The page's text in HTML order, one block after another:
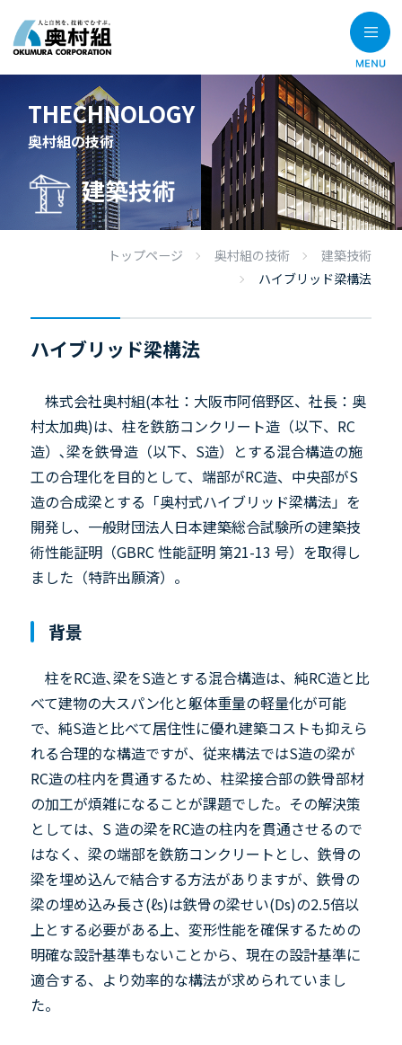
THECHNOLOGY
奥村組の技術
建築技術
トップページ 奥村組の技術
建築技術
ハイブリッド梁構法
ハイブリッド梁構法
株式会社奥村組(本社：大阪市阿倍野区、社長：奥
村太加典)は、柱を鉄筋コンクリート造（以下、RC
造）､梁を鉄骨造（以下、S造）とする混合構造の施
工の合理化を目的として、端部がRC造、中央部がS
造の合成梁とする「奥村式ハイブリッド梁構法」を
開発し、一般財団法人日本建築総合試験所の建築技
術性能証明（GBRC 性能証明 第21-13 号）を取得し
ました（特許出願済）。
背景
柱をRC造､梁をS造とする混合構造は、純RC造と比
べて建物の大スパン化と躯体重量の軽量化が可能
で、純S造と比べて居住性に優れ建築コストも抑えら
れる合理的な構造ですが、従来構法ではS造の梁が
RC造の柱内を貫通するため、柱梁接合部の鉄骨部材
の加工が煩雑になることが課題でした。その解決策
としては、S 造の梁をRC造の柱内を貫通させるので
はなく、梁の端部を鉄筋コンクリートとし、鉄骨の
梁を埋め込んで結合する方法がありますが、鉄骨の
梁の埋め込み長さ(ℓs)は鉄骨の梁せい(Ds)の2.5倍以
上とする必要がある上、変形性能を確保するための
明確な設計基準もないことから、現在の設計基準に
適合する、より効率的な構法が求められていまし
た。